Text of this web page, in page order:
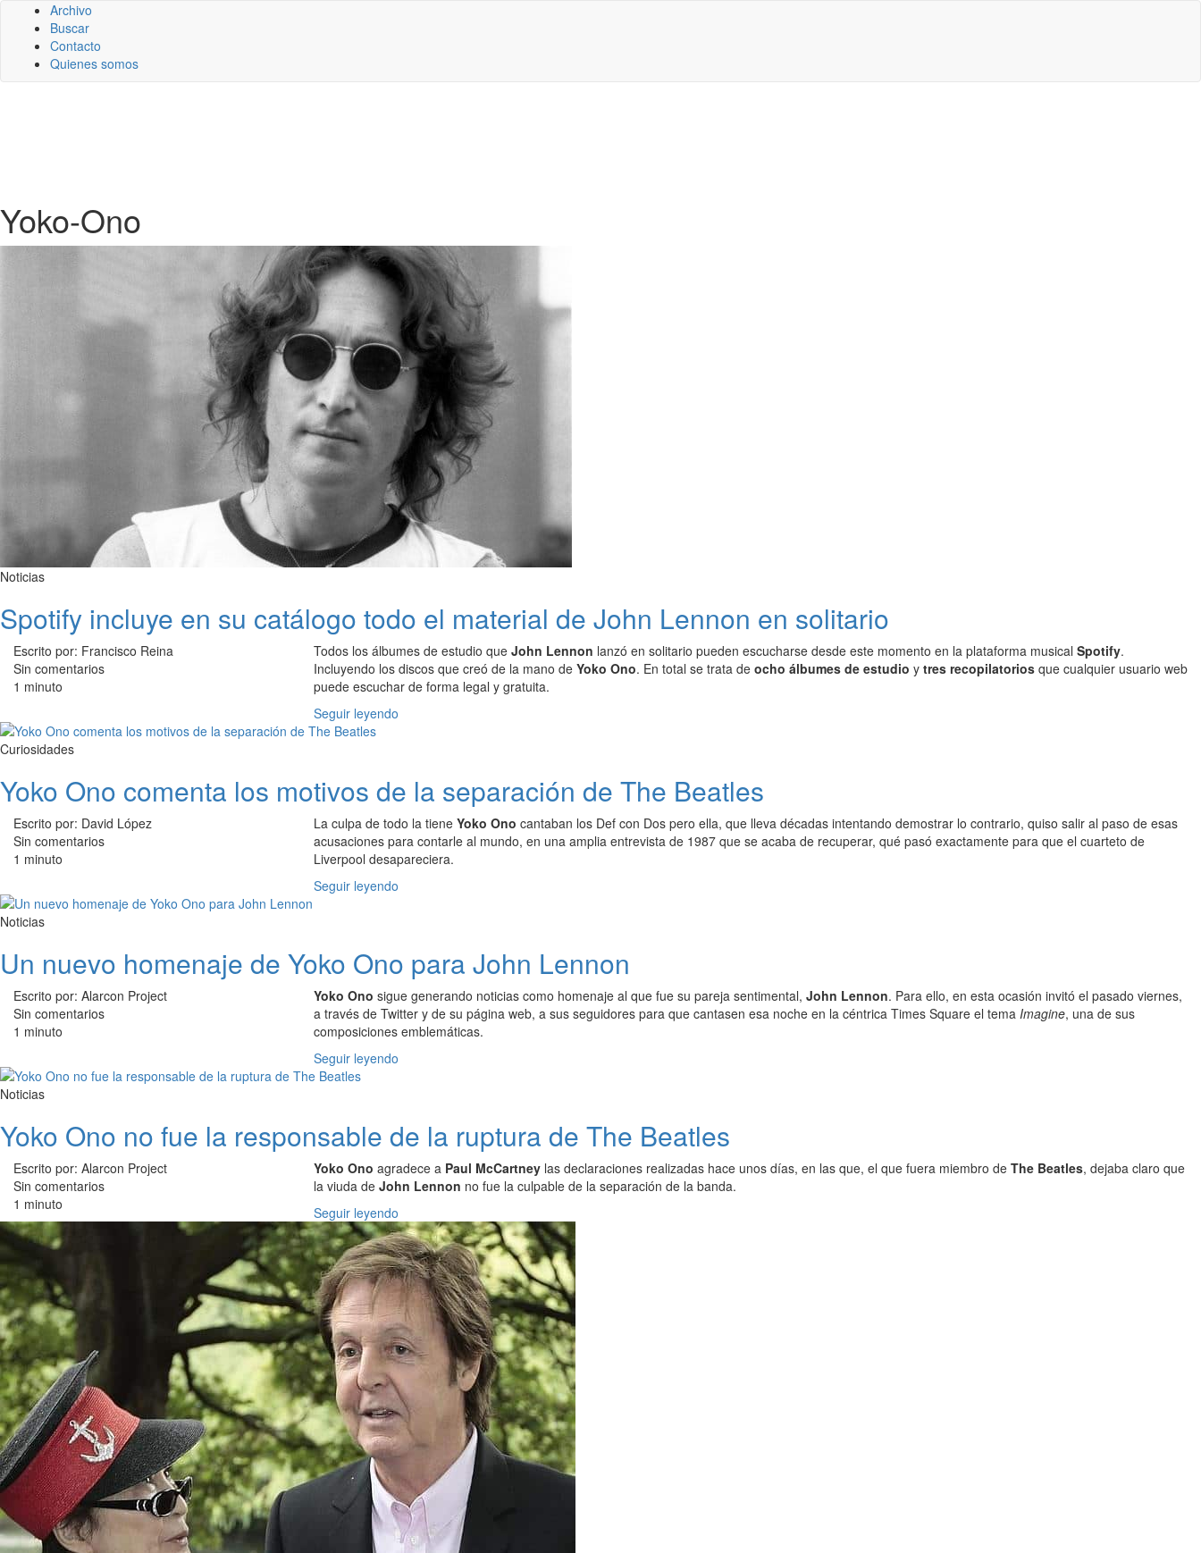
Archivo
Buscar
Contacto
Quienes somos
Yoko-Ono
Noticias
Spotify incluye en su catálogo todo el material de John Lennon en solitario
Escrito por: Francisco Reina
Sin comentarios
1 minuto
Todos los álbumes de estudio que John Lennon lanzó en solitario pueden escucharse desde este momento en la plataforma musical Spotify.
Incluyendo los discos que creó de la mano de Yoko Ono. En total se trata de ocho álbumes de estudio y tres recopilatorios que cualquier usuario web
puede escuchar de forma legal y gratuita.
Seguir leyendo
Curiosidades
Yoko Ono comenta los motivos de la separación de The Beatles
Escrito por: David López
Sin comentarios
1 minuto
La culpa de todo la tiene Yoko Ono cantaban los Def con Dos pero ella, que lleva décadas intentando demostrar lo contrario, quiso salir al paso de esas
acusaciones para contarle al mundo, en una amplia entrevista de 1987 que se acaba de recuperar, qué pasó exactamente para que el cuarteto de
Liverpool desapareciera.
Seguir leyendo
Noticias
Un nuevo homenaje de Yoko Ono para John Lennon
Escrito por: Alarcon Project
Sin comentarios
1 minuto
Yoko Ono sigue generando noticias como homenaje al que fue su pareja sentimental, John Lennon. Para ello, en esta ocasión invitó el pasado viernes,
a través de Twitter y de su página web, a sus seguidores para que cantasen esa noche en la céntrica Times Square el tema Imagine, una de sus
composiciones emblemáticas.
Seguir leyendo
Noticias
Yoko Ono no fue la responsable de la ruptura de The Beatles
Escrito por: Alarcon Project
Sin comentarios
1 minuto
Yoko Ono agradece a Paul McCartney las declaraciones realizadas hace unos días, en las que, el que fuera miembro de The Beatles, dejaba claro que
la viuda de John Lennon no fue la culpable de la separación de la banda.
Seguir leyendo